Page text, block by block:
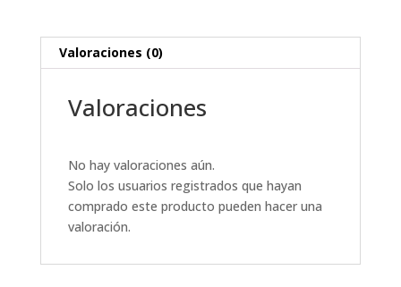
Valoraciones (0)
Valoraciones
No hay valoraciones aún.
Solo los usuarios registrados que hayan
comprado este producto pueden hacer una
valoración.